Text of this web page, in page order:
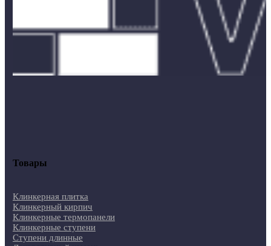
Товары
Клинкерная плитка
Клинкерный кирпич
Клинкерные термопанели
Клинкерные ступени
Ступени длинные